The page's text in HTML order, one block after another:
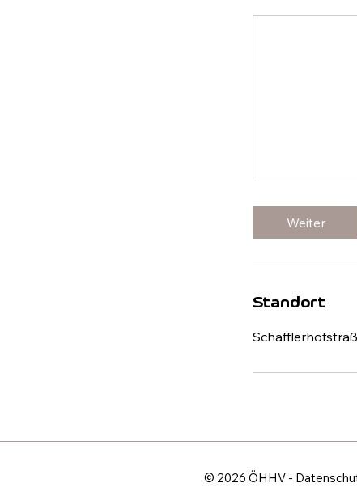
Weiter
Standort
© 2026 ÖHHV -